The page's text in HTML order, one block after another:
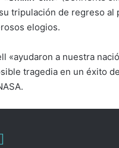
tripulación de regreso al
elogios.
«ayudaron a nuestra
tragedia en un éxito